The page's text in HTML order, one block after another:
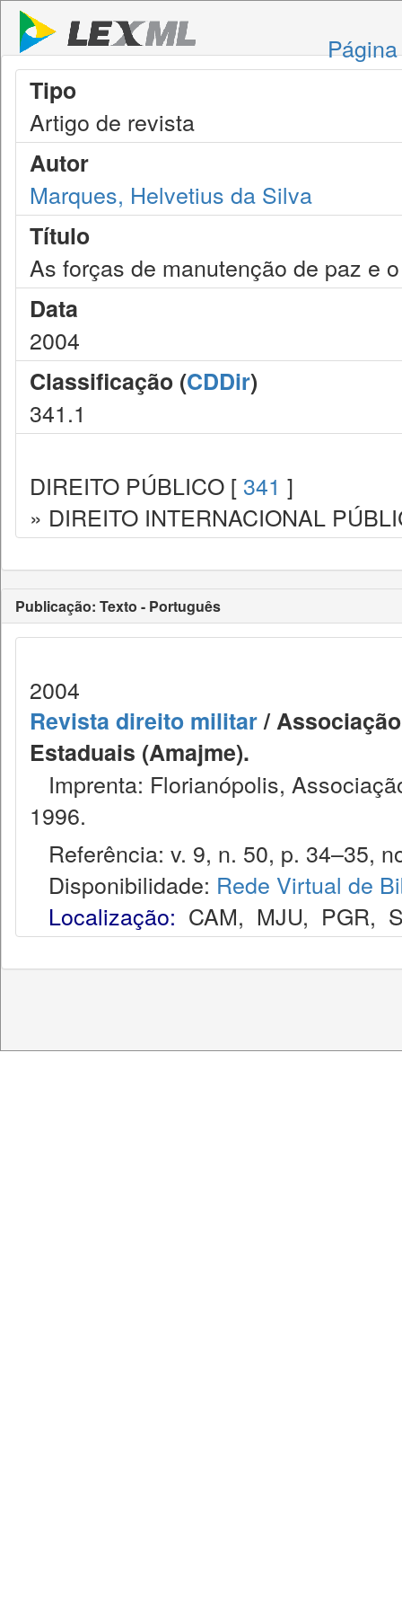
Tipo
Artigo de revista
Autor
Marques, Helvetius da Silva
Título
As forças de manutenção de paz e
Data
2004
Classificação (CDDir)
341.1
DIREITO PÚBLICO [ 341 ]
» DIREITO INTERNACIONAL
Publicação: Texto - Português
2004
Revista direito militar/
Estaduais (Amajme).
Imprenta: Florianópolis,
1996.
Referência: v. 9, n. 50, p. 34–35,
Disponibilidade: Rede Virtual de
Localização: CAM, MJU, PGR,